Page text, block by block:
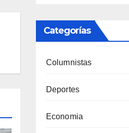
Categorías
Columnistas
Deportes
Economia